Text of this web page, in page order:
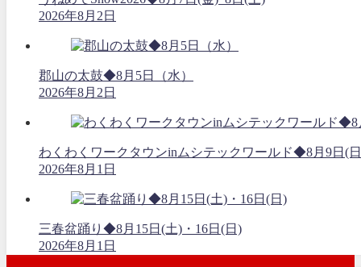
2026年8月2日
郡山の太鼓◆8月5日（水）
2026年8月2日
わくわくワークタウンinムシテックワールド◆8月9日(
2026年8月1日
三春盆踊り◆8月15日(土)・16日(日)
2026年8月1日